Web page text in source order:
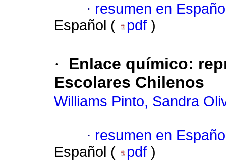
· resumen en
Español (
pdf )
·
Enlace químico:
Escolares Chilenos
Williams Pinto, Sandra
· resumen en
Español (
pdf )